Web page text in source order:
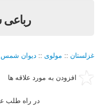
رباعی
غزلستان :: مولوی :: دیوان شمس
افزودن به مورد علاقه ها
در راه طلب